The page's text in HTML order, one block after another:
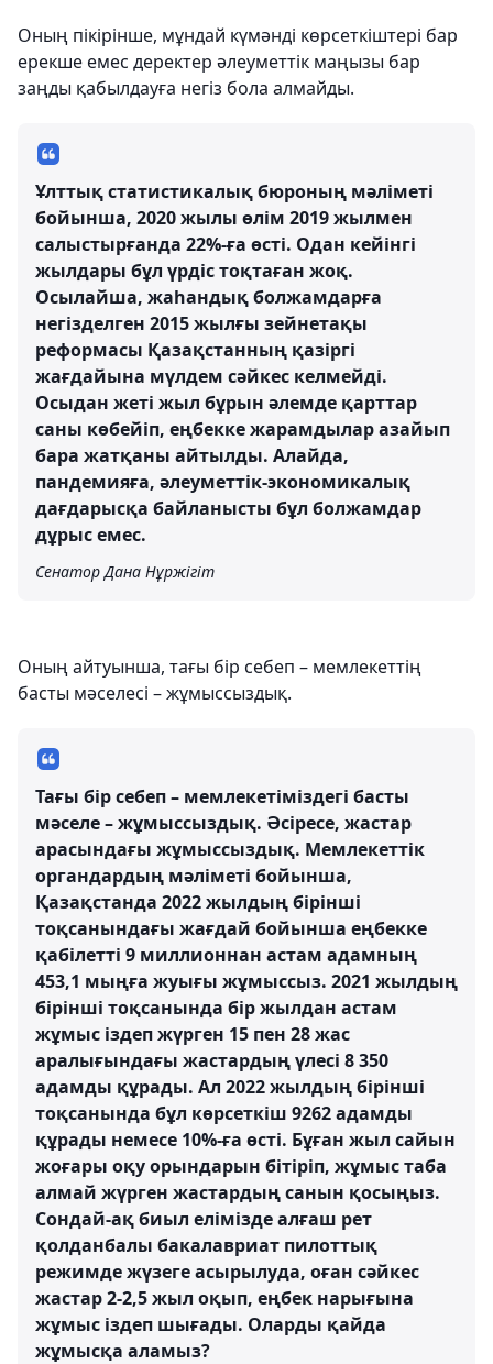
Оның пікірінше, мұндай күмәнді көрсеткіштері бар
ерекше емес деректер әлеуметтік маңызы бар
заңды қабылдауға негіз бола алмайды.
Ұлттық статистикалық бюроның мәліметі
бойынша, 2020 жылы өлім 2019 жылмен
салыстырғанда 22%-ға өсті. Одан кейінгі
жылдары бұл үрдіс тоқтаған жоқ.
Осылайша, жаһандық болжамдарға
негізделген 2015 жылғы зейнетақы
реформасы Қазақстанның қазіргі
жағдайына мүлдем сәйкес келмейді.
Осыдан жеті жыл бұрын әлемде қарттар
саны көбейіп, еңбекке жарамдылар азайып
бара жатқаны айтылды. Алайда,
пандемияға, әлеуметтік-экономикалық
дағдарысқа байланысты бұл болжамдар
дұрыс емес.
Сенатор Дана Нұржігіт
Оның айтуынша, тағы бір себеп – мемлекеттің
басты мәселесі – жұмыссыздық.
Тағы бір себеп – мемлекетіміздегі басты
мәселе – жұмыссыздық. Әсіресе, жастар
арасындағы жұмыссыздық. Мемлекеттік
органдардың мәліметі бойынша,
Қазақстанда 2022 жылдың бірінші
тоқсанындағы жағдай бойынша еңбекке
қабілетті 9 миллионнан астам адамның
453,1 мыңға жуығы жұмыссыз. 2021 жылдың
бірінші тоқсанында бір жылдан астам
жұмыс іздеп жүрген 15 пен 28 жас
аралығындағы жастардың үлесі 8 350
адамды құрады. Ал 2022 жылдың бірінші
тоқсанында бұл көрсеткіш 9262 адамды
құрады немесе 10%-ға өсті. Бұған жыл сайын
жоғары оқу орындарын бітіріп, жұмыс таба
алмай жүрген жастардың санын қосыңыз.
Сондай-ақ биыл елімізде алғаш рет
қолданбалы бакалавриат пилоттық
режимде жүзеге асырылуда, оған сәйкес
жастар 2-2,5 жыл оқып, еңбек нарығына
жұмыс іздеп шығады. Оларды қайда
жұмысқа аламыз?